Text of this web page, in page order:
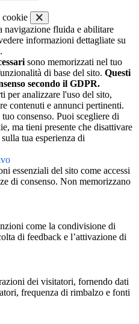
cookie
navigazione fluida e abilitare
informazioni dettagliate su
sono memorizzati nel tuo
di base del sito. Questi
secondo il GDPR.
per analizzare l'uso del sito,
contenuti e annunci pertinenti.
consenso. Puoi scegliere di
ma tieni presente che disattivare
tua esperienza di
essenziali del sito come accessi
di consenso. Non memorizzano
come la condivisione di
di feedback e l’attivazione di
dei visitatori, fornendo dati
frequenza di rimbalzo e fonti